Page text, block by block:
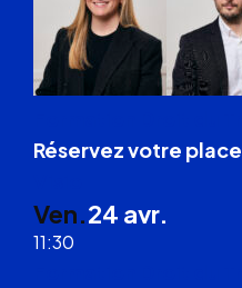
Réservez votre place
Ven.24 avr.
11:30